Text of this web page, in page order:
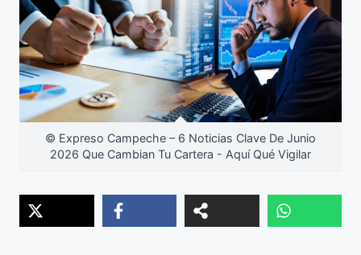
© Expreso Campeche – 6 Noticias Clave De Junio
2026 Que Cambian Tu Cartera - Aquí Qué Vigilar